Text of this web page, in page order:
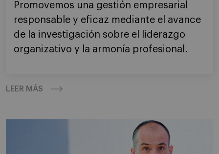
Promovemos una gestión empresarial
responsable y eficaz mediante el avance
de la investigación sobre el liderazgo
organizativo y la armonía profesional.
LEER MÁS